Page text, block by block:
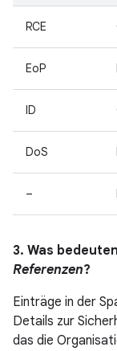
RCE
EoP
ID
DoS
–
3. Was
Referenzen?
Einträge in der
Details zur
das die